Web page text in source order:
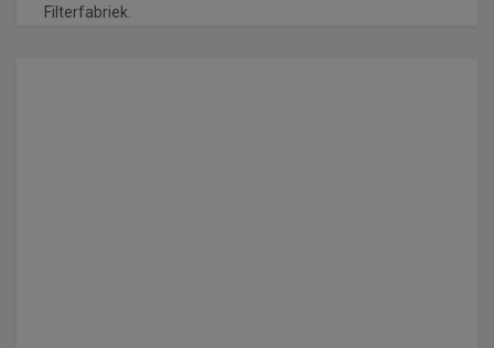
Filterfabriek.